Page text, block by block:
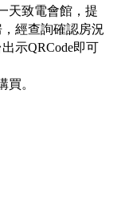
天致電會館，提
經查詢確認房況
示QRCode即可
買。